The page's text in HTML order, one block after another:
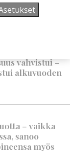
lisäksi
vahvistui –
alkuvuoden
– vaikka
sanoo
myös